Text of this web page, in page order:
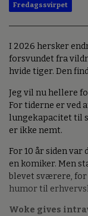
Fredagssvirpet
I 2026 hersker
forsvundet fra
hvide tiger. Den
Jeg vil nu hellere
For tiderne er ved
lungekapacitet til
er ikke nemt.
For 10 år siden
en komiker. Men
blevet sværere,
humor til
Woke gives